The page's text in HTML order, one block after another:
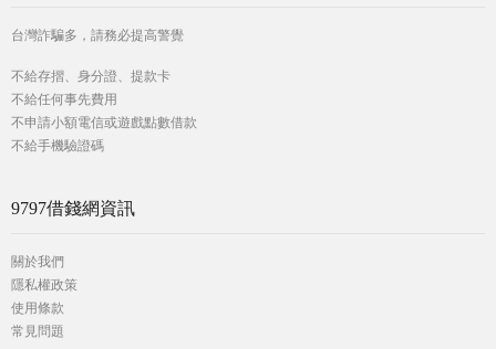
台灣詐騙多，請務必提高警覺
不給存摺、身分證、提款卡
不給任何事先費用
不申請小額電信或遊戲點數借款
不給手機驗證碼
9797借錢網資訊
關於我們
隱私權政策
使用條款
常見問題